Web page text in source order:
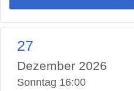
27
Dezember 2026
Sonntag 16:00